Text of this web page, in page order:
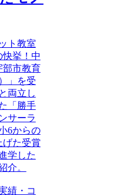
ト教室
快挙！中
部市教育
」を受
両立し
「勝手
サーラ
6からの
げた受賞
学した
介。
績・コ